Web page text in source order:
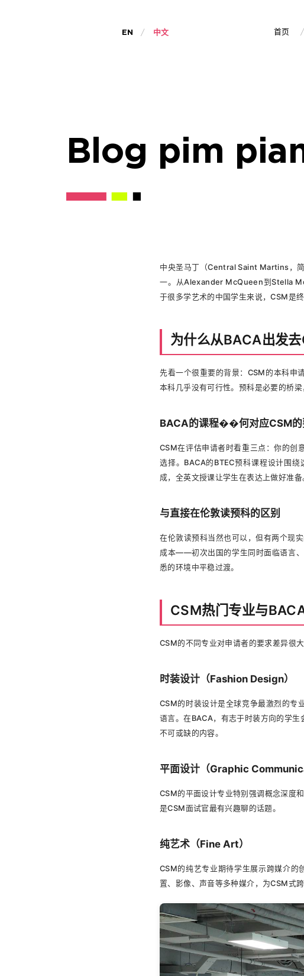
EN 中文 首页
Blog pim
中央圣马丁（Central Saint Martins，
一。从Alexander McQueen到Stella
于很多学艺术的中国学生来说，CSM是
为什么从BACA出发
先看一个很重要的背景：CSM的本科申
本科几乎没有可行性。预科是必要的桥
BACA的课程��何对应CSM的
CSM在评估申请者时看重三点：你的创
选择。BACA的BTEC预科课程设计围
成，全英文授课让学生在表达上做好准备
与直接在伦敦读预科的区别
在伦敦读预科当然也可以，但有两个现
成本——初次出国的学生同时面临语言、
悉的环境中平稳过渡。
CSM热门专业与
CSM的不同专业对申请者的要求差异很
时装设计（Fashion Design）
CSM的时装设计是全球竞争最激烈的专
语言。在BACA，有志于时装方向的学
不可或缺的内容。
平面设计（Graphic
CSM的平面设计专业特别强调概念深度
是CSM面试官最有兴趣聊的话题。
纯艺术（Fine Art）
CSM的纯艺专业期待学生展示跨媒介的
置、影像、声音等多种媒介，为CSM式